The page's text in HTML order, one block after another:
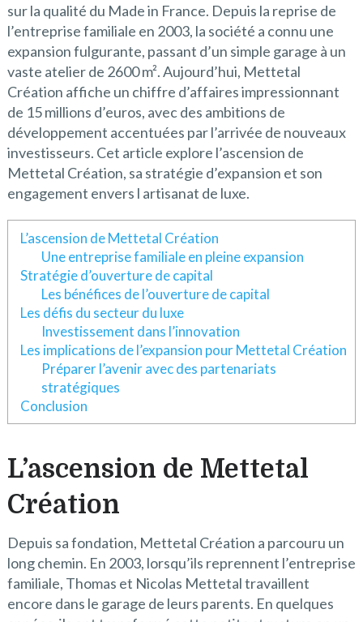
sur la qualité du Made in France. Depuis la reprise de
l’entreprise familiale en 2003, la société a connu une
expansion fulgurante, passant d’un simple garage à un
vaste atelier de 2600 m². Aujourd’hui, Mettetal
Création affiche un chiffre d’affaires impressionnant
de 15 millions d’euros, avec des ambitions de
développement accentuées par l’arrivée de nouveaux
investisseurs. Cet article explore l’ascension de
Mettetal Création, sa stratégie d’expansion et son
engagement envers l artisanat de luxe.
L’ascension de Mettetal Création
Une entreprise familiale en pleine expansion
Stratégie d’ouverture de capital
Les bénéfices de l’ouverture de capital
Les défis du secteur du luxe
Investissement dans l’innovation
Les implications de l’expansion pour Mettetal Création
Préparer l’avenir avec des partenariats
stratégiques
Conclusion
L’ascension de Mettetal
Création
Depuis sa fondation, Mettetal Création a parcouru un
long chemin. En 2003, lorsqu’ils reprennent l’entreprise
familiale, Thomas et Nicolas Mettetal travaillent
encore dans le garage de leurs parents. En quelques